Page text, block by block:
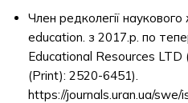
Член редколегії
education. з 2017.р. по
Educational Resources
(Print): 2520-6451).
https://journals.uran.ua/